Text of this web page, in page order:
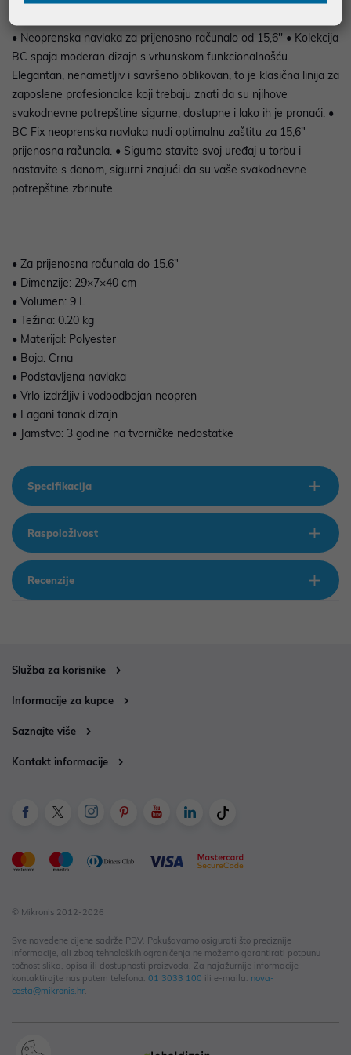
• Neoprenska navlaka za prijenosno računalo od 15,6'' • Kolekcija
BC spaja moderan dizajn s vrhunskom funkcionalnošću.
Elegantan, nenametljiv i savršeno oblikovan, to je klasična linija za
zaposlene profesionalce koji trebaju znati da su njihove
svakodnevne potrepštine sigurne, dostupne i lako ih je pronaći. •
BC Fix neoprenska navlaka nudi optimalnu zaštitu za 15,6"
prijenosna računala. • Sigurno stavite svoj uređaj u torbu i
nastavite s danom, sigurni znajući da su vaše svakodnevne
potrepštine zbrinute.
• Za prijenosna računala do 15.6"
• Dimenzije: 29×7×40 cm
• Volumen: 9 L
• Težina: 0.20 kg
• Materijal: Polyester
• Boja: Crna
• Podstavljena navlaka
• Vrlo izdržljiv i vodoodbojan neopren
• Lagani tanak dizajn
• Jamstvo: 3 godine na tvorničke nedostatke
Specifikacija
Raspoloživost
Recenzije
Služba za korisnike
Informacije za kupce
Saznajte više
Kontakt informacije
© Mikronis 2012-2026
Sve navedene cijene sadrže PDV. Pokušavamo osigurati što preciznije
informacije, ali zbog tehnoloških ograničenja ne možemo garantirati potpunu
točnost slika, opisa ili dostupnosti proizvoda. Za najažurnije informacije
kontaktirajte nas putem telefona: 01 3033 100 ili e-maila: nova-
cesta@mikronis.hr.